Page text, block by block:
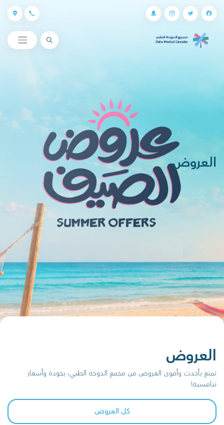
البحث
العروض
العروض
تمتع بأحدث وأقوى العروض من مجمع الدوحه الطبي، بجودة وأسعار
تنافسية!
كل العروض